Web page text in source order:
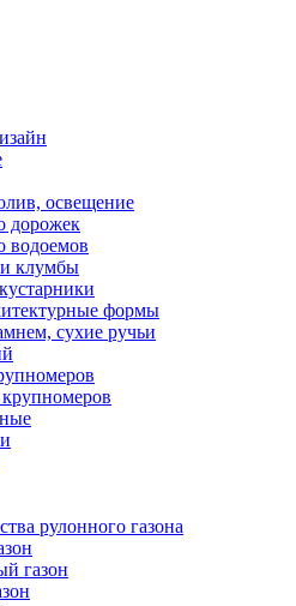
освещение
дорожек
водоемов
клумбы
формы
сухие ручьи
рулонного газона
газон